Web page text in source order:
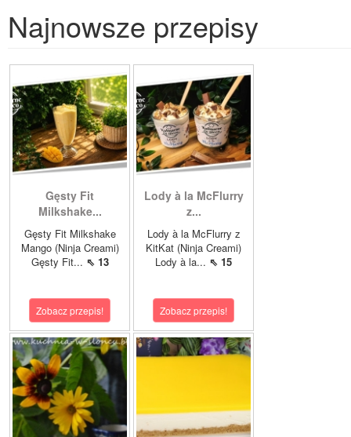
Najnowsze przepisy
Gęsty Fit
Milkshake...
Gęsty Fit Milkshake
Mango (Ninja Creami)
Gęsty Fit... ⇖ 13
Zobacz przepis!
Lody à la McFlurry
z...
Lody à la McFlurry z
KitKat (Ninja Creami)
Lody à la... ⇖ 15
Zobacz przepis!